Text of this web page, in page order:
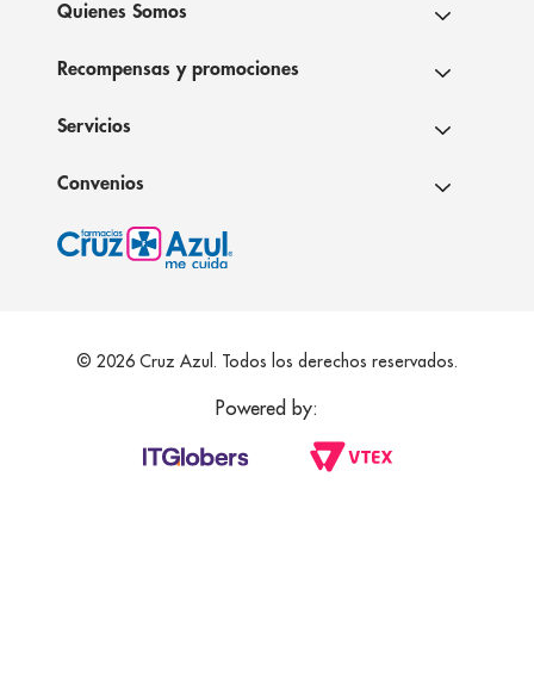
Quienes Somos
Recompensas y promociones
Servicios
Convenios
© 2026 Cruz Azul. Todos los derechos reservados.
Powered by: